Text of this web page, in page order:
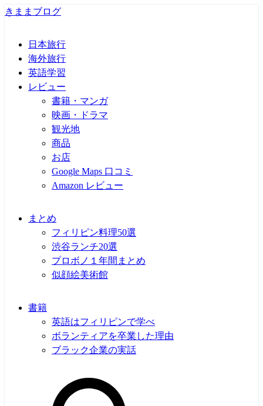
きままブログ
日本旅行
海外旅行
英語学習
レビュー
書籍・マンガ
映画・ドラマ
観光地
商品
お店
Google Maps 口コミ
Amazon レビュー
まとめ
フィリピン料理50選
渋谷ランチ20選
プロボノ１年間まとめ
似顔絵美術館
書籍
英語はフィリピンで学べ
ボランティアを卒業した理由
ブラック企業の実話